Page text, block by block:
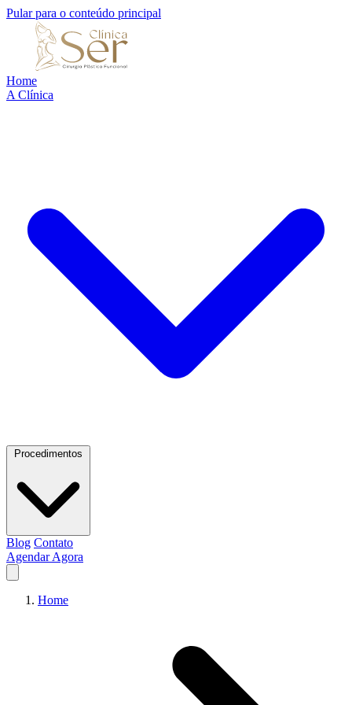
Pular para o conteúdo principal
Home
A Clínica
Blog Contato
Agendar Agora
Home